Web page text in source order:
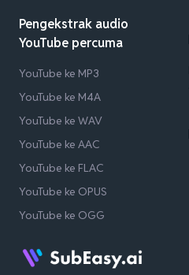
Pengekstrak audio
YouTube percuma
YouTube ke MP3
YouTube ke M4A
YouTube ke WAV
YouTube ke AAC
YouTube ke FLAC
YouTube ke OPUS
YouTube ke OGG